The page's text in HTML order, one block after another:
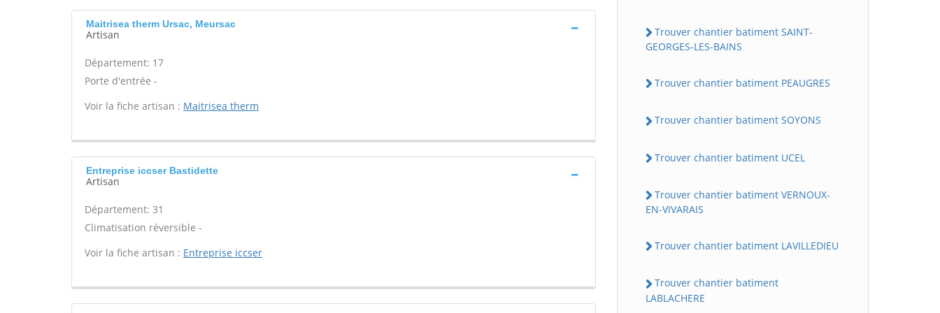
Maitrisea therm Ursac, Meursac
Artisan
Département: 17
Porte d'entrée -
Voir la fiche artisan : Maitrisea therm
Entreprise iccser Bastidette
Artisan
Département: 31
Climatisation réversible -
Voir la fiche artisan : Entreprise iccser
Trouver chantier batiment SAINT-
GEORGES-LES-BAINS
Trouver chantier batiment PEAUGRES
Trouver chantier batiment SOYONS
Trouver chantier batiment UCEL
Trouver chantier batiment VERNOUX-
EN-VIVARAIS
Trouver chantier batiment LAVILLEDIEU
Trouver chantier batiment
LABLACHERE